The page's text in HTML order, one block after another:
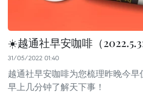
☀️越通社早安咖啡（2022.5.31
31/05/2022 01:40
越通社早安咖啡为您梳理昨晚今早
早上几分钟了解天下事！